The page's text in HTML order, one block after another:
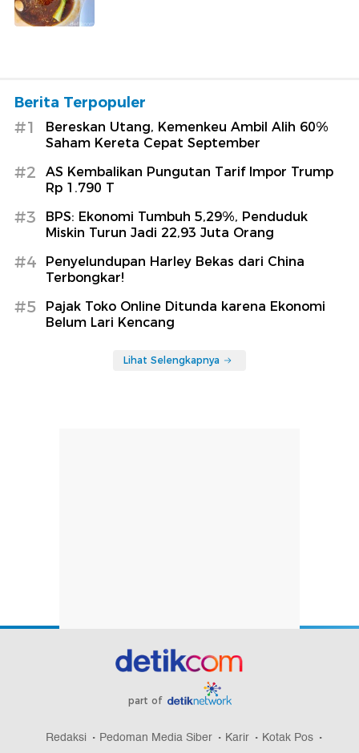
Berita Terpopuler
#1
Bereskan Utang, Kemenkeu Ambil Alih 60%
Saham Kereta Cepat September
#2
AS Kembalikan Pungutan Tarif Impor Trump
Rp 1.790 T
#3
BPS: Ekonomi Tumbuh 5,29%, Penduduk
Miskin Turun Jadi 22,93 Juta Orang
#4
Penyelundupan Harley Bekas dari China
Terbongkar!
#5
Pajak Toko Online Ditunda karena Ekonomi
Belum Lari Kencang
Lihat Selengkapnya
part of
Redaksi Pedoman Media Siber Karir
Kotak Pos